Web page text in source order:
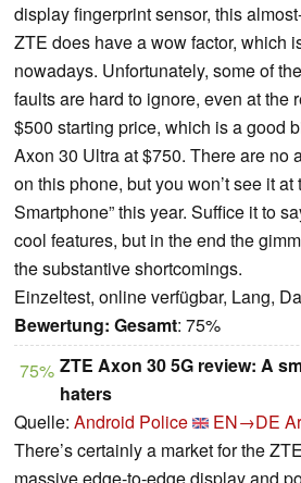
display fingerprint sensor, this
ZTE does have a wow factor, which
nowadays. Unfortunately, some of
faults are hard to ignore, even at the
$500 starting price, which is a good
Axon 30 Ultra at $750. There are no
on this phone, but you won’t see it at
Smartphone” this year. Suffice it to
cool features, but in the end the
the substantive shortcomings.
Einzeltest, online verfügbar, Lang,
Bewertung: Gesamt: 75%
75% ZTE Axon 30 5G review: A
haters
Quelle: Android Police EN→DE
There’s certainly a market for the